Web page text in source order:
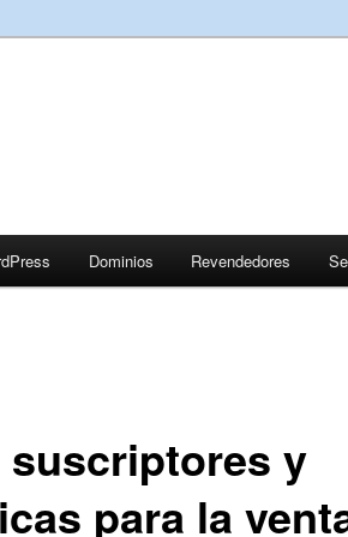
Dominios Revendedores
suscriptores y
para la